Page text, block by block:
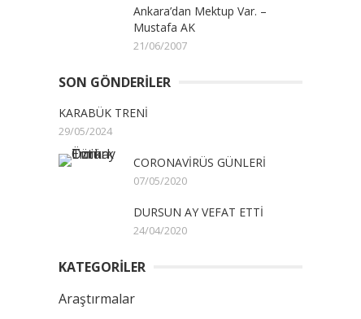
Ankara’dan Mektup Var. –
Mustafa AK
21/06/2007
SON GÖNDERILER
KARABÜK TRENİ
29/05/2024
CORONAVİRÜS GÜNLERİ
07/05/2020
DURSUN AY VEFAT ETTİ
24/04/2020
KATEGORİLER
Araştırmalar